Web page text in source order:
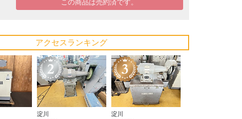
この商品は売約済です。
アクセスランキング
淀川
淀川